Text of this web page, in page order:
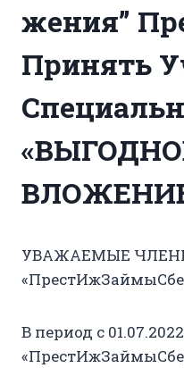
жения”
Принять
УВАЖАЕМЫЕ
В период с